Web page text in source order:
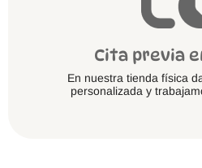
Cita previa
En nuestra tienda física
personalizada y